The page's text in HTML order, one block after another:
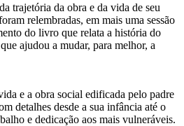
trajetória da obra e da vida de seu
relembradas, em mais uma sessão
do livro que relata a história do
ajudou a mudar, para melhor, a
e a obra social edificada pelo padre
detalhes desde a sua infância até o
e dedicação aos mais vulneráveis.